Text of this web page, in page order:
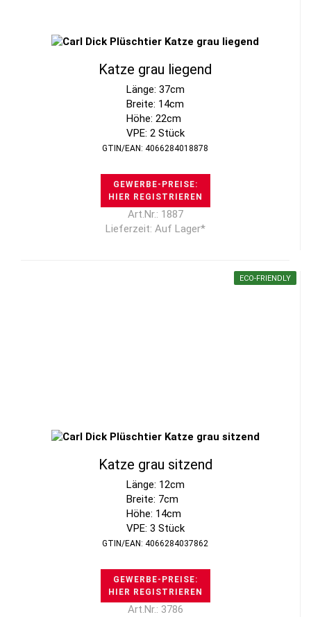
Katze grau liegend
Länge: 37cm
Breite: 14cm
Höhe: 22cm
VPE: 2 Stück
GTIN/EAN: 4066284018878
GEWERBE-PREISE:
HIER REGISTRIEREN
Art.Nr.: 1887
Lieferzeit: Auf Lager*
ECO-FRIENDLY
Katze grau sitzend
Länge: 12cm
Breite: 7cm
Höhe: 14cm
VPE: 3 Stück
GTIN/EAN: 4066284037862
GEWERBE-PREISE:
HIER REGISTRIEREN
Art.Nr.: 3786